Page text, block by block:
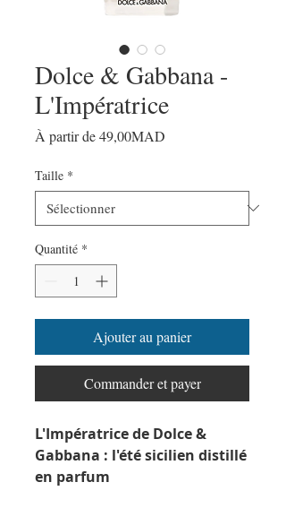
Dolce & Gabbana -
L'Impératrice
À partir de49,00MAD
Taille *
Quantité *
Ajouter au panier
Commander et payer
L'Impératrice de Dolce &
Gabbana : l'été sicilien distillé
en parfum